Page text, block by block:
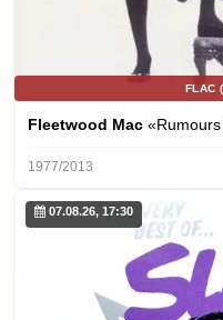
FLAC
Fleetwood Mac
1977/2013
07.08.26, 17:30